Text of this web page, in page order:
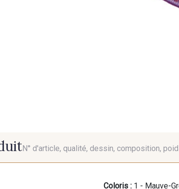
N° d'article, qualité, dessin, composition,
Coloris : 1 - Mauve-